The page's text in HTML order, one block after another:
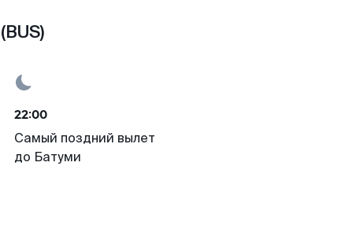
22:00
Самый поздний вылет
до Батуми